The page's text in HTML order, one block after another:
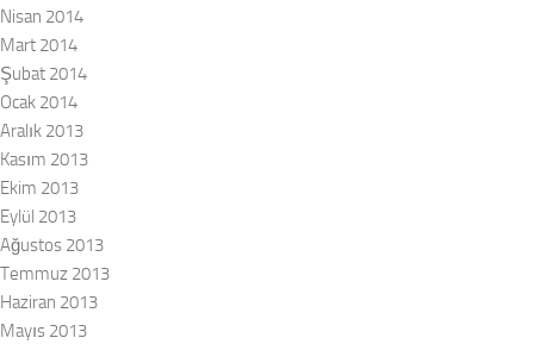
Nisan 2014
Mart 2014
Şubat 2014
Ocak 2014
Aralık 2013
Kasım 2013
Ekim 2013
Eylül 2013
Ağustos 2013
Temmuz 2013
Haziran 2013
Mayıs 2013